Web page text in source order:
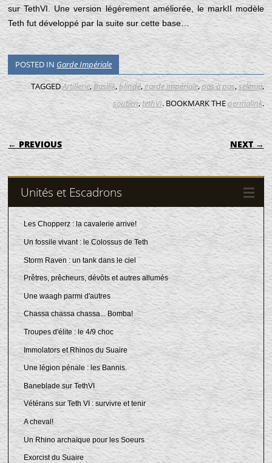
sur TethVI. Une version légèrement améliorée, le markII modèle
Teth fut développé par la suite sur cette base…
POSTED IN Garde Impériale
TAGGEDArtillerie,Basilik,blindé,garde impériale,pas à pas,selenia,
soutien,tethVI. BOOKMARK THEpermalink.
POST NAVIGATION
← PREVIOUS NEXT →
Unités et Escadrons
Les Chopperz : la cavalerie arrive!
Un fossile vivant : le Colossus de Teth
Storm Raven : un tank dans le ciel
Prêtres, prêcheurs, dévôts et autres allumés
Une waagh parmi d'autres
Chassa chassa chassa... Bomba!
Troupes d'élite : le 4/9 choc
Immolators et Rhinos du Suaire
Une légion pénale : les Bannis.
Baneblade sur TethVI
Vétérans sur Teth VI : survivre et tenir
A cheval!
Un Rhino archaïque pour les Soeurs
Exorcist du Suaire